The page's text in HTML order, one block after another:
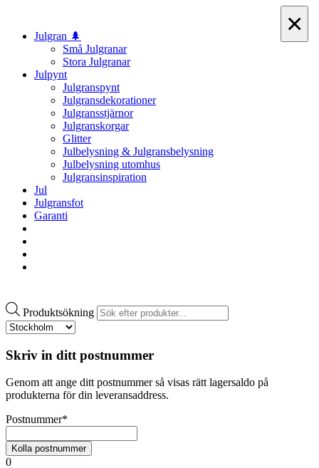
Julgran 🌲
Små Julgranar
Stora Julgranar
Julpynt
Julgranspynt
Julgransdekorationer
Julgransstjärnor
Julgranskorgar
Glitter
Julbelysning & Julgransbelysning
Julbelysning utomhus
Julgransinspiration
Jul
Julgransfot
Garanti
Produktsökning
Skriv in ditt postnummer
Genom att ange ditt postnummer så visas rätt lagersaldo på
produkterna för din leveransaddress.
×
Postnummer*
0